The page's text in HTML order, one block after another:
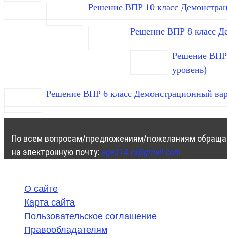
Решение ВПР 10 класс
Решение ВПР 8 класс
Решение ВПР
уровень)
Решение ВПР 6 класс Демонстрационный
По всем вопросам/предложениям/пожеланиям
на электронную почту: ege314.ru@gmail.com
О сайте
Карта сайта
Пользовательское соглашение
Правообладателям